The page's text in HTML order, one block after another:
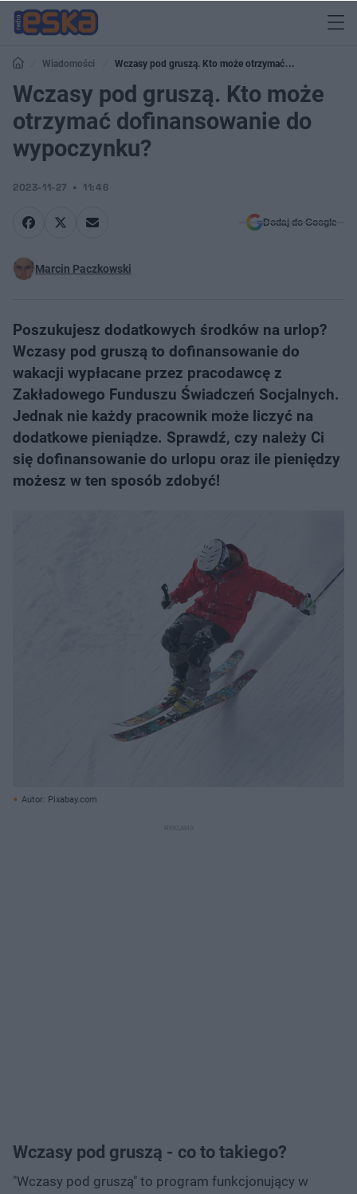
Wiadomości
Wczasy pod gruszą. Kto może otrzymać
dofinansowanie do wypoczynku?
Wczasy pod gruszą. Kto może
otrzymać dofinansowanie do
wypoczynku?
2023-11-27 11:46
Dodaj do Google
Marcin Paczkowski
Poszukujesz dodatkowych środków na urlop?
Wczasy pod gruszą to dofinansowanie do
wakacji wypłacane przez pracodawcę z
Zakładowego Funduszu Świadczeń Socjalnych.
Jednak nie każdy pracownik może liczyć na
dodatkowe pieniądze. Sprawdź, czy należy Ci
się dofinansowanie do urlopu oraz ile pieniędzy
możesz w ten sposób zdobyć!
Autor: Pixabay.com
Wczasy pod gruszą - co to takiego?
"Wczasy pod gruszą" to program funkcjonujący w